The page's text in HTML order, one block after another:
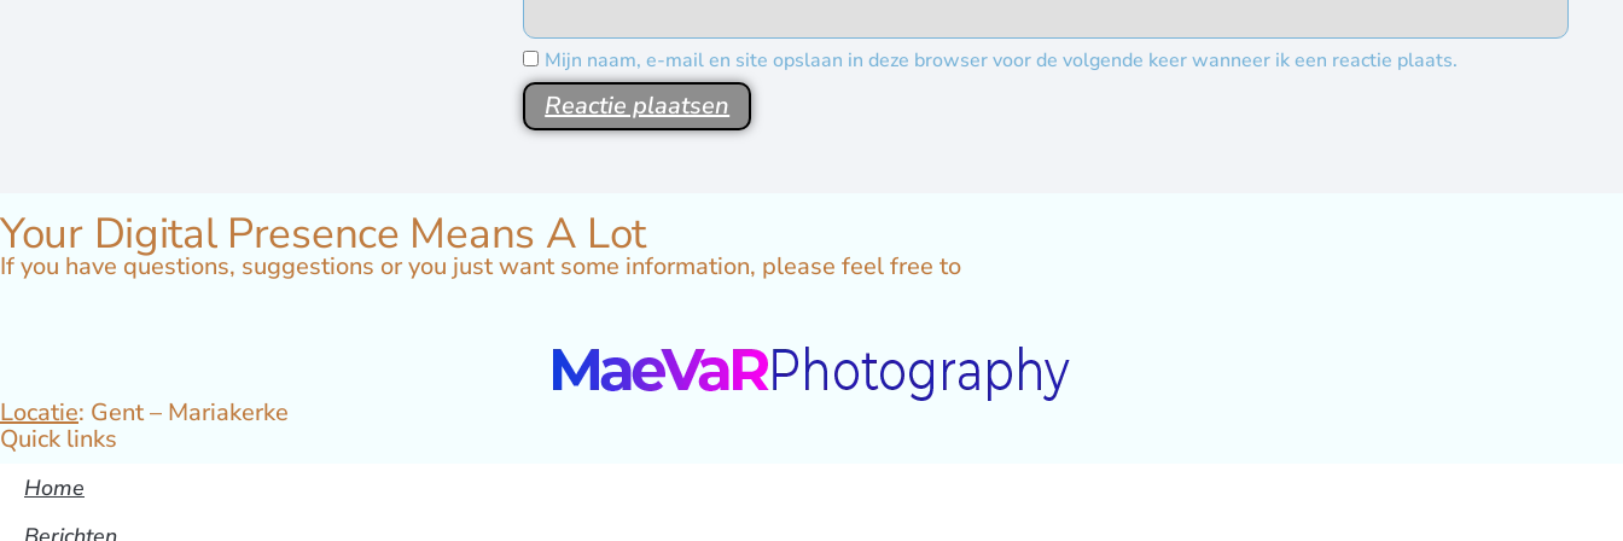
Mijn naam, e-mail en site opslaan in deze browser voor de volgende keer wanneer ik een reactie plaats.
Your Digital Presence Means A Lot
If you have questions, suggestions or you just want some information, please feel free to
Locatie: Gent – Mariakerke
Quick links
Home